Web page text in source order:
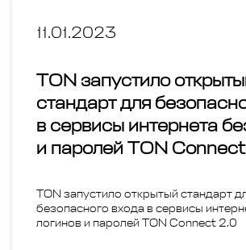
11.01.2023
TON запустило
стандарт для
в сервисы интернета
и паролей TON
TON запустило открытый стандарт
безопасного входа в сервисы
логинов и паролей TON Connect 2.0